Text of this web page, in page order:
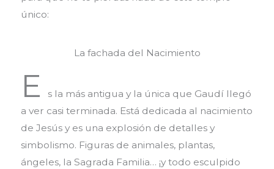
único:
La fachada del Nacimiento
E
s la más antigua y la única que Gaudí llegó
a ver casi terminada. Está dedicada al nacimiento
de Jesús y es una explosión de detalles y
simbolismo. Figuras de animales, plantas,
ángeles, la Sagrada Familia… ¡y todo esculpido